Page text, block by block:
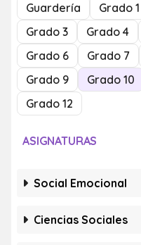
Guardería Grado 1
Grado 3
Grado 4
Grado 6
Grado 7
Grado 9
Grado 10
Grado 12
ASIGNATURAS
Social Emocional
Ciencias Sociales